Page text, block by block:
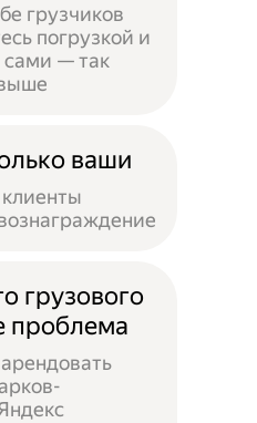
грузчиков
погрузкой и
сами — так
ваши
грузового
проблема